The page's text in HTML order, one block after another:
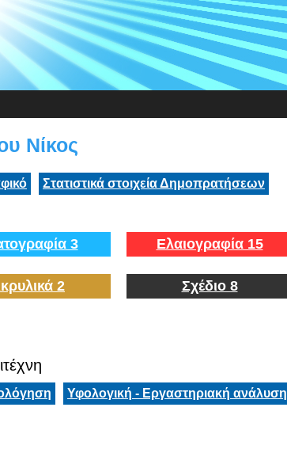
Νίκος
Στατιστικά στοιχεία Δημοπρατήσεων
3 Ελαιογραφία 15
2 Σχέδιο 8
Υφολογική - Εργαστηριακή ανάλυση